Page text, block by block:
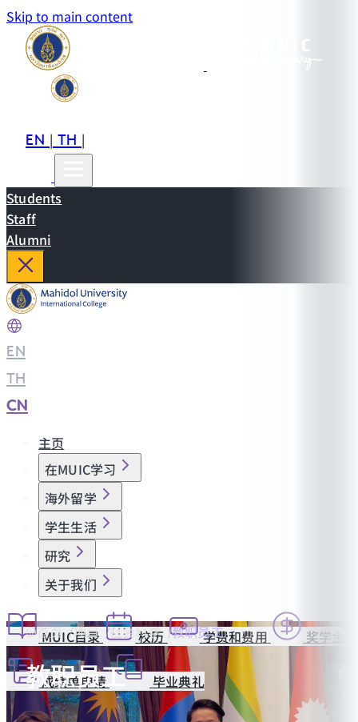
Skip to main content
EN|TH|
Students
Staff
Alumni
EN
TH
CN
主页
在MUIC学习
海外留学
学生生活
研究
关于我们
MUIC目录 校历 学费和费用 奖学金
成绩单申请 毕业典礼
首页 项目 社会科学 教职员工
教职员工